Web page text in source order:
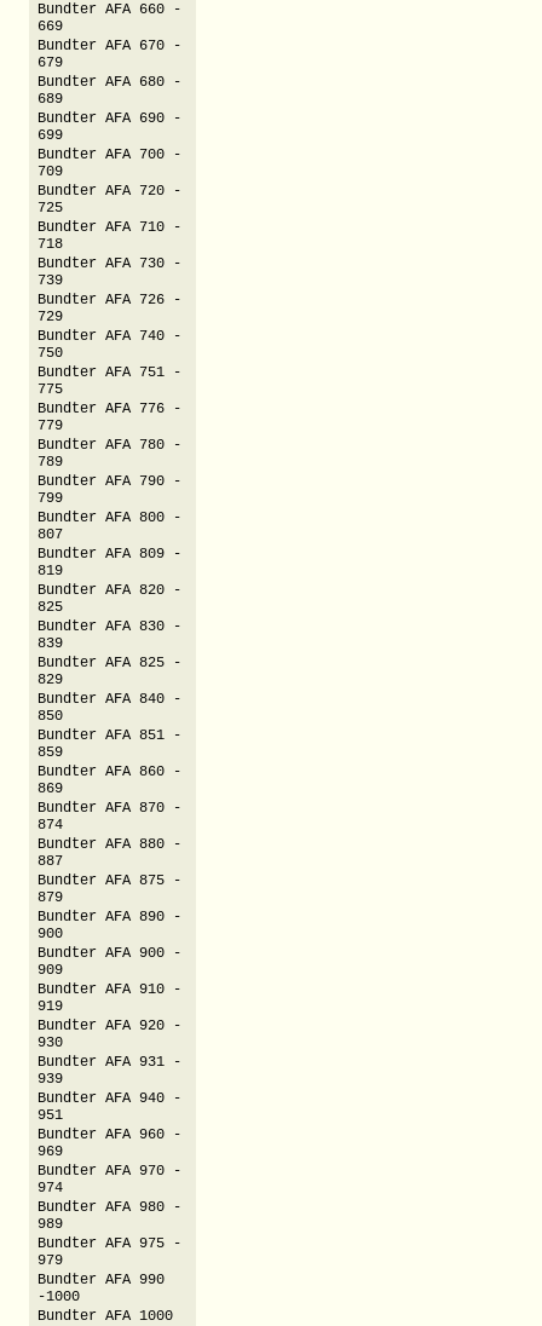
Bundter AFA 660 -
669
Bundter AFA 670 -
679
Bundter AFA 680 -
689
Bundter AFA 690 -
699
Bundter AFA 700 -
709
Bundter AFA 720 -
725
Bundter AFA 710 -
718
Bundter AFA 730 -
739
Bundter AFA 726 -
729
Bundter AFA 740 -
750
Bundter AFA 751 -
775
Bundter AFA 776 -
779
Bundter AFA 780 -
789
Bundter AFA 790 -
799
Bundter AFA 800 -
807
Bundter AFA 809 -
819
Bundter AFA 820 -
825
Bundter AFA 830 -
839
Bundter AFA 825 -
829
Bundter AFA 840 -
850
Bundter AFA 851 -
859
Bundter AFA 860 -
869
Bundter AFA 870 -
874
Bundter AFA 880 -
887
Bundter AFA 875 -
879
Bundter AFA 890 -
900
Bundter AFA 900 -
909
Bundter AFA 910 -
919
Bundter AFA 920 -
930
Bundter AFA 931 -
939
Bundter AFA 940 -
951
Bundter AFA 960 -
969
Bundter AFA 970 -
974
Bundter AFA 980 -
989
Bundter AFA 975 -
979
Bundter AFA 990
-1000
Bundter AFA 1000